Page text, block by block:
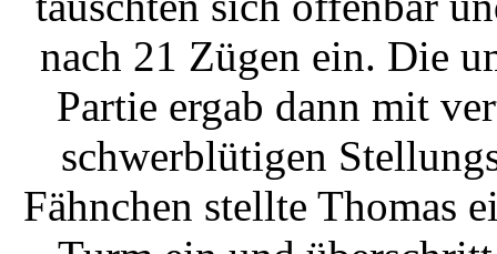
nach 21 Zügen ein. Die
Partie ergab dann mit
schwerblütigen
Fähnchen stellte Thomas